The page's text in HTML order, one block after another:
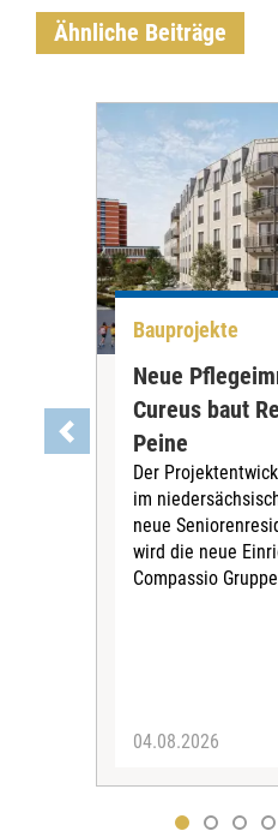
Ähnliche Beiträge
Bauprojekte
Neue
Cureus baut
Peine
Der
im
neue
wird die neue
Compassio
04.08.2026